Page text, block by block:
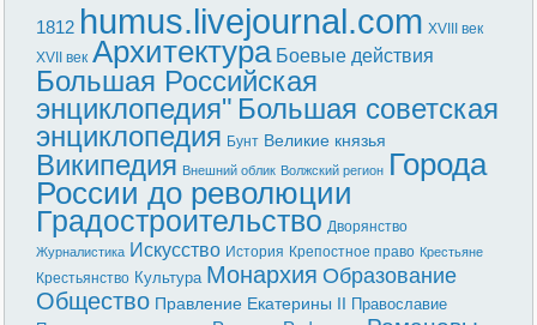
1812 humus.livejournal.com XVIII век
XVII век Архитектура Боевые действия
Большая Российская
энциклопедия" Большая советская
энциклопедия Бунт Великие князья
Википедия Внешний облик Волжский регион Города
России до революции
Градостроительство Дворянство
Журналистика Искусство История Крепостное право Крестьяне
Крестьянство Культура Монархия Образование
Общество Правление Екатерины II Православие